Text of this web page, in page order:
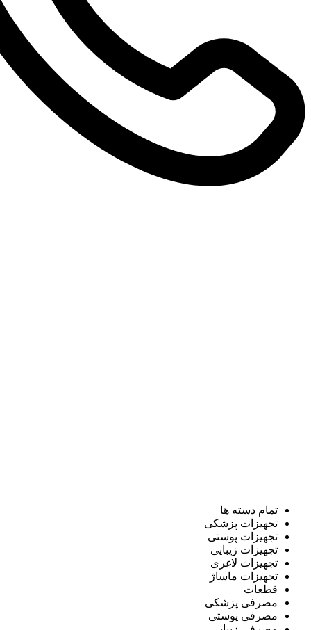
تمام دسته ها
تجهیزات پزشکی
تجهیزات پوستی
تجهیزات زیبایی
تجهیزات لاغری
تجهیزات ماساژ
قطعات
مصرفی پزشکی
مصرفی پوستی